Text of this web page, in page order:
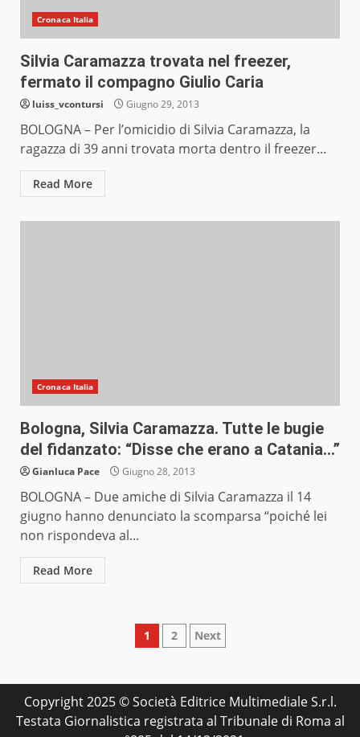
Cronaca Italia
Silvia Caramazza trovata nel freezer,
fermato il compagno Giulio Caria
luiss_vcontursi Giugno 29, 2013
BOLOGNA – Per l’omicidio di Silvia Caramazza, la
ragazza di 39 anni trovata morta dentro il freezer...
Read More
Cronaca Italia
Bologna, Silvia Caramazza. Tutte le bugie
del fidanzato: “Disse che erano a Catania…”
Gianluca Pace Giugno 28, 2013
BOLOGNA – Due amiche di Silvia Caramazza il 14
giugno hanno denunciato la scomparsa “poiché lei
non rispondeva al...
Read More
Paginazione
articoli
1 2 Next
Copyright 2025 © Società Editrice Multimediale S.r.l.
Testata Giornalistica registrata al Tribunale di Roma al